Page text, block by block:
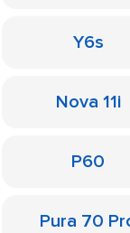
Y6s
Nova 11i
P60
Pura 70